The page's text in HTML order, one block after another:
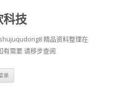
科技
精品资料整理在
需要 请移步查阅
单